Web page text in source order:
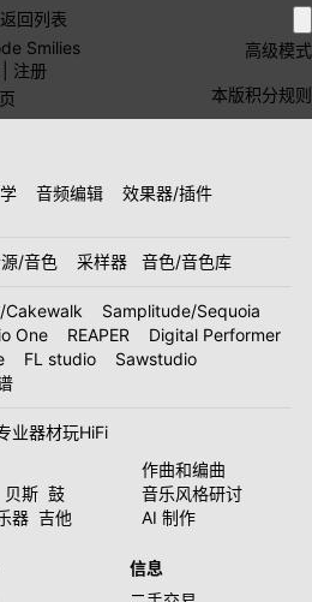
返回列表
高级模式
Smilies
注册
本版积分规则
音频编辑
效果器/插件
/音色 采样器 音色/音色库
Cakewalk
Samplitude/Sequoia
One REAPER
Digital Performer
FL studio
Sawstudio
业器材玩HiFi
贝斯 鼓
器 吉他
作曲和编曲
音乐风格研讨
AI 制作
信息